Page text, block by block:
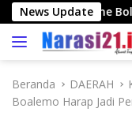
a
News Update
Publik, Bone
Beranda DAERAH
Boalemo Harap Jadi